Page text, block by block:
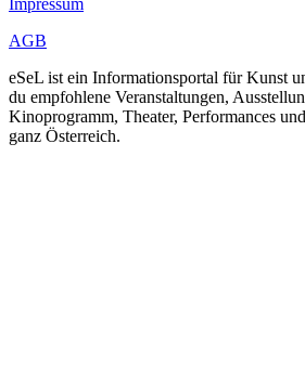
AGB
eSeL ist ein Informationsportal für Kunst
du empfohlene Veranstaltungen,
Kinoprogramm, Theater, Performances
ganz Österreich.